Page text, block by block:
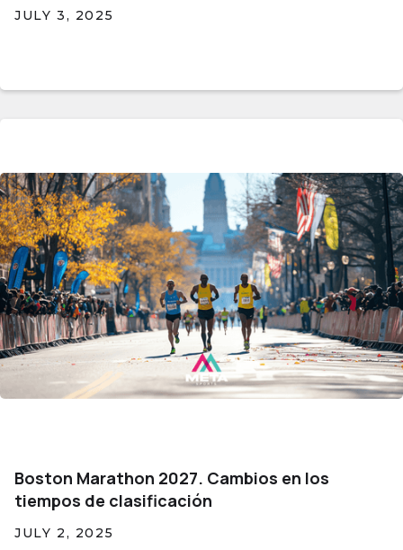
JULY 3, 2025
Boston Marathon 2027. Cambios en los
tiempos de clasificación
JULY 2, 2025